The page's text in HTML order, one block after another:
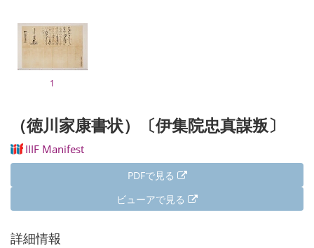
1
（徳川家康書状）〔伊集院忠真謀叛〕
IIIF Manifest
PDFで見る
ビューアで見る
詳細情報